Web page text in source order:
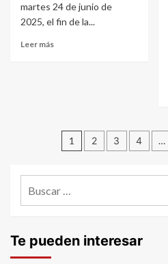
martes 24 de junio de
2025, el fin de la...
Leer más
Navegación
entradas
1 2 3 4 …
Te pueden interesar